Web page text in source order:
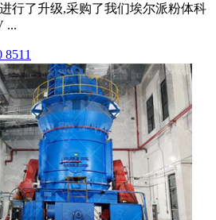
行了升级,采购了我们埃尔派粉体科
...
8511